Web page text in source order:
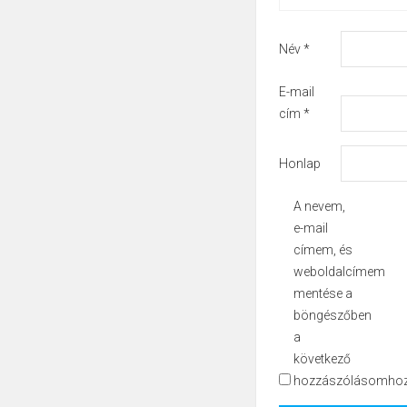
Név*
E-mail
cím *
Honlap
A nevem,
e-mail
címem, és
weboldalcímem
mentése a
böngészőben
a
következő